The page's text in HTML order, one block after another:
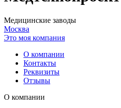
Медицинские заводы
Москва
Это моя компания
О компании
Контакты
Реквизиты
Отзывы
О компании